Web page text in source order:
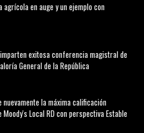
en auge y un ejemplo con
exitosa conferencia magistral de
General de la República
la máxima calificación
Local RD con perspectiva Estable